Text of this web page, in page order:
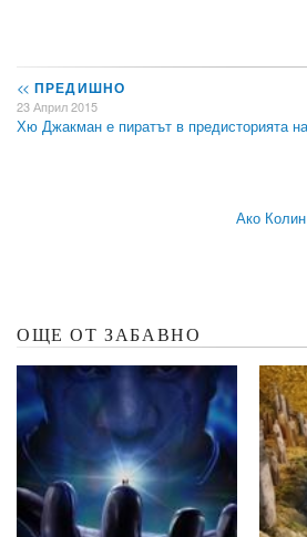
<< ПРЕДИШНО
23 Април 2015
Хю Джакман е пиратът в предисторията
Ако
ОЩЕ ОТ ЗАБАВНО